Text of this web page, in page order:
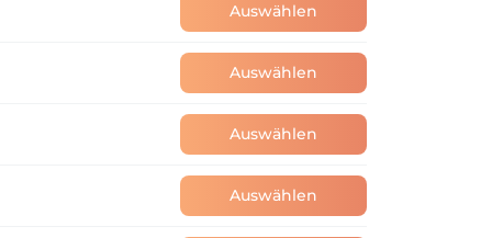
festgelegt: Auswählen
Auswählen
Auswählen
Auswählen